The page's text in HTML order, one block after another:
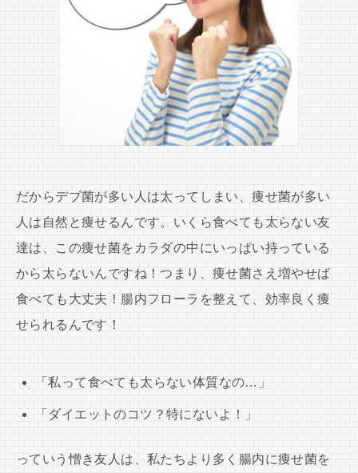
だからデブ菌が多い人は太ってしまい、痩せ菌が多い
人は自然と痩せるんです。いくら食べても太らない友
達は、この痩せ菌をカラダの中にいっぱい持っている
から太らないんですね！つまり、痩せ菌さえ増やせば
食べても大丈夫！腸内フローラを整えて、効率良く痩
せられるんです！
「私って食べても太らない体質なの…」
「ダイエットのコツ？特にないよ！」
っていう憎き友人は、私たちより多く腸内に痩せ菌を